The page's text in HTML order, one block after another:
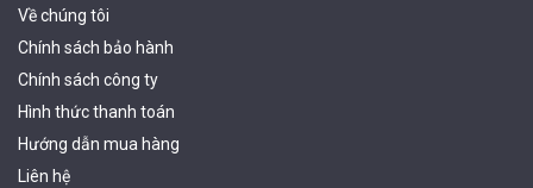
2.060.000 đ
Về chúng tôi
Chính sách bảo hành
Chính sách công ty
Hình thức thanh toán
Hướng dẫn mua hàng
Liên hệ